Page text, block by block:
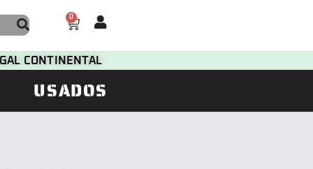
0
CONTINENTAL
USADOS